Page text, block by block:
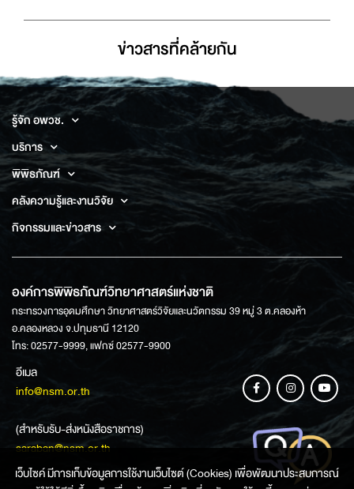
ข่าวสารที่่คล้ายกัน
รู้จัก อพวช.
บริการ
พิพิธภัณฑ์
คลังความรู้และงานวิจัย
กิจกรรมและข่าวสาร
องค์การพิพิธภัณฑ์วิทยาศาสตร์แห่งชาติ
กระทรวงการอุดมศึกษา วิทยาศาสตร์วิจัยและนวัตกรรม 39 หมู่ 3 ต.คลองห้า
อ.คลองหลวง จ.ปทุมธานี 12120
โทร: 02577-9999, แฟกซ์ 02577-9900
อีเมล
info@nsm.or.th
(สำหรับรับ-ส่งหนังสือราชการ)
saraban@nsm.or.th
เว็บไซค์ มีการเก็บข้อมูลการใช้งานเว็บไซต์ (Cookies) เพื่อพัฒนาประสบการณ์